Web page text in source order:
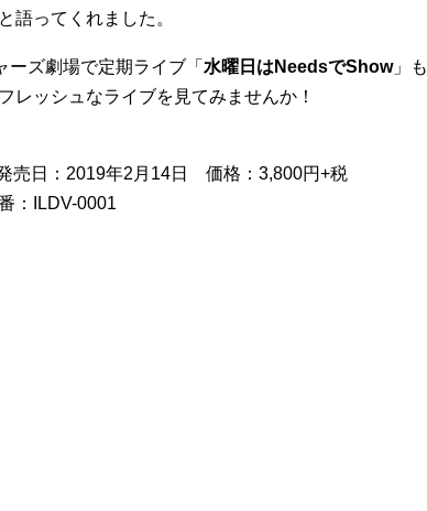
語ってくれました。
ズ劇場で定期ライブ「 水曜日はNeedsでShow」も
レッシュなライブを見てみませんか！
売日：2019年2月14日 価格：3,800円+税
：ILDV-0001